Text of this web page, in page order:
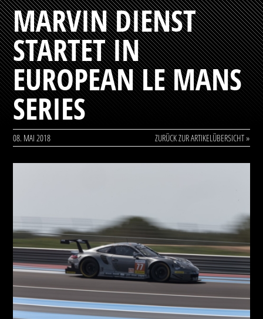
MARVIN DIENST
STARTET IN
EUROPEAN LE MANS
SERIES
08. MAI 2018 ZURÜCK ZUR ARTIKELÜBERSICHT »